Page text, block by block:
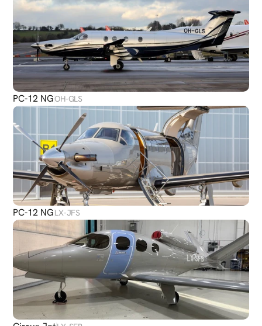
PC-12 NGOH-GLS
PC-12 NGLX-JFS